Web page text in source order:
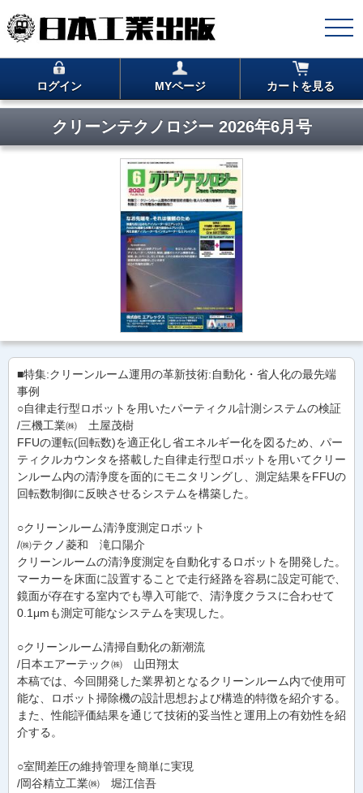
ログイン MYページ カートを見る
クリーンテクノロジー 2026年6月号
■特集:クリーンルーム運用の革新技術:自動化・省人化の最先端
事例
○自律走行型ロボットを用いたパーティクル計測システムの検証
/三機工業㈱ 土屋茂樹
FFUの運転(回転数)を適正化し省エネルギー化を図るため、パー
ティクルカウンタを搭載した自律走行型ロボットを用いてクリー
ンルーム内の清浄度を面的にモニタリングし、測定結果をFFUの
回転数制御に反映させるシステムを構築した。
○クリーンルーム清浄度測定ロボット
/㈱テクノ菱和 滝口陽介
クリーンルームの清浄度測定を自動化するロボットを開発した。
マーカーを床面に設置することで走行経路を容易に設定可能で、
鏡面が存在する室内でも導入可能で、清浄度クラスに合わせて
0.1μmも測定可能なシステムを実現した。
○クリーンルーム清掃自動化の新潮流
/日本エアーテック㈱ 山田翔太
本稿では、今回開発した業界初となるクリーンルーム内で使用可
能な、ロボット掃除機の設計思想および構造的特徴を紹介する。
また、性能評価結果を通じて技術的妥当性と運用上の有効性を紹
介する。
○室間差圧の維持管理を簡単に実現
/岡谷精立工業㈱ 堀江信吾